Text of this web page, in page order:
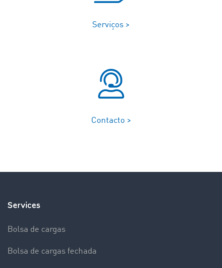
Serviços >
Contacto >
Services
Bolsa de cargas
Bolsa de cargas fechada